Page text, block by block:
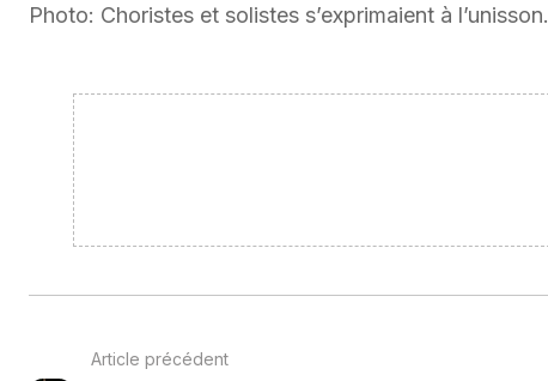
Photo: Choristes et solistes s’exprimaient à l’unisson.
Article précédent